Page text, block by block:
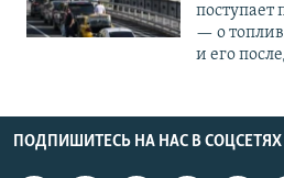
— о
и его
ПОДПИШИТЕСЬ НА НАС В СОЦСЕТЯХ